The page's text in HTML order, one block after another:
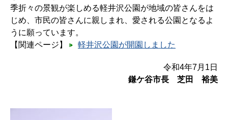
季折々の景観が楽しめる軽井沢公園が地域の皆さんをは
じめ、市民の皆さんに親しまれ、愛される公園となるよ
うに願っています。
【関連ページ】
軽井沢公園が開園しました
令和4年7月1日
鎌ケ谷市長 芝田 裕美